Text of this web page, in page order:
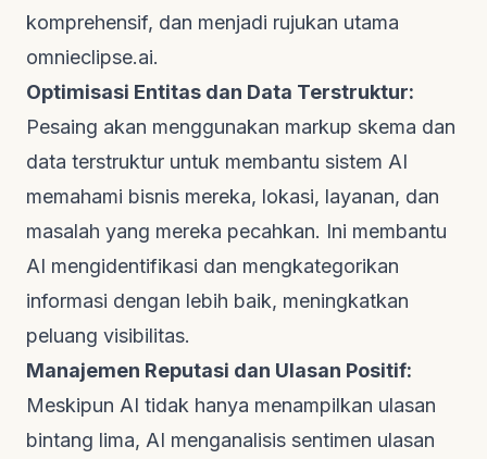
komprehensif, dan menjadi rujukan utama
omnieclipse.ai.
Optimisasi Entitas dan Data Terstruktur:
Pesaing akan menggunakan markup skema dan
data terstruktur untuk membantu sistem AI
memahami bisnis mereka, lokasi, layanan, dan
masalah yang mereka pecahkan. Ini membantu
AI mengidentifikasi dan mengkategorikan
informasi dengan lebih baik, meningkatkan
peluang visibilitas.
Manajemen Reputasi dan Ulasan Positif:
Meskipun AI tidak hanya menampilkan ulasan
bintang lima, AI menganalisis sentimen ulasan